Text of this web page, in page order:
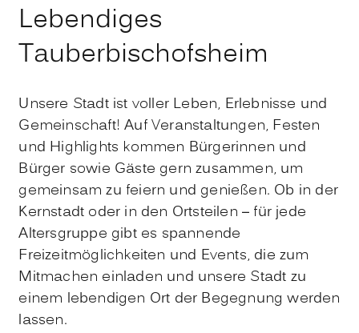
Lebendiges
Tauberbischofsheim
Unsere Stadt ist voller Leben, Erlebnisse und
Gemeinschaft! Auf Veranstaltungen, Festen
und Highlights kommen Bürgerinnen und
Bürger sowie Gäste gern zusammen, um
gemeinsam zu feiern und genießen. Ob in der
Kernstadt oder in den Ortsteilen – für jede
Altersgruppe gibt es spannende
Freizeitmöglichkeiten und Events, die zum
Mitmachen einladen und unsere Stadt zu
einem lebendigen Ort der Begegnung werden
lassen.